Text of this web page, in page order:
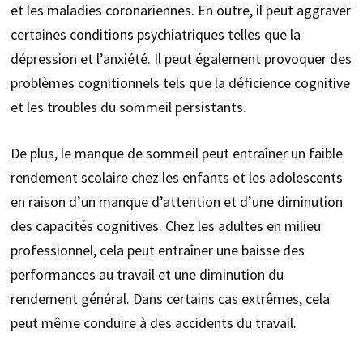
et les maladies coronariennes. En outre, il peut aggraver
certaines conditions psychiatriques telles que la
dépression et l’anxiété. Il peut également provoquer des
problèmes cognitionnels tels que la déficience cognitive
et les troubles du sommeil persistants.
De plus, le manque de sommeil peut entraîner un faible
rendement scolaire chez les enfants et les adolescents
en raison d’un manque d’attention et d’une diminution
des capacités cognitives. Chez les adultes en milieu
professionnel, cela peut entraîner une baisse des
performances au travail et une diminution du
rendement général. Dans certains cas extrêmes, cela
peut même conduire à des accidents du travail.